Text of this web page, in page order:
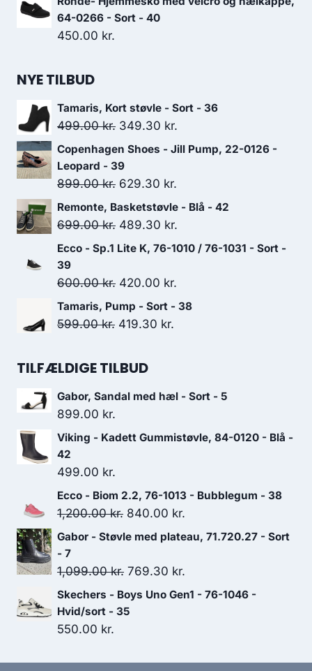
1,199.00 kr.. 839.30 kr..
pris
64-0266 - Sort - 40
450.00 kr.
NYE TILBUD
Tamaris, Kort støvle - Sort - 36
499.00kr. Den
oprindelige
pris
var:
499.00 kr..
349.30 kr.
aktuelle
349.30 kr..
Copenhagen Shoes - Jill Pump, 22-0126 -
Leopard - 39
899.00kr. Den
oprindelige
pris
899.00 kr..
629.30 kr.
aktuelle
Remonte, Basketstøvle - Blå - 42
699.00kr. Den
oprindelige
var:
699.00 kr..
489.30 kr.
aktuelle
489.30 kr..
Ecco - Sp.1 Lite K, 76-1010 / 76-1031 - Sort -
39
600.00kr. Den
oprindelige
pris
420.00 kr.
aktuelle
Tamaris, Pump - Sort - 38
599.00kr. Den
pris
599.00 kr..
419.30 kr.
419.30 kr..
TILFÆLDIGE TILBUD
Gabor, Sandal med hæl - Sort - 5
899.00 kr.
Viking - Kadett Gummistøvle, 84-0120 - Blå -
42
499.00 kr.
Ecco - Biom 2.2, 76-1013 - Bubblegum - 38
1,200.00kr. Den
oprindelige
var:
1,200.00 kr..
840.00 kr.
aktuelle
840.00 kr..
Gabor - Støvle med plateau, 71.720.27 - Sort
- 7
1,099.00kr. Den
oprindelige
pris
769.30 kr.
aktuelle
Skechers - Boys Uno Gen1 - 76-1046 -
Hvid/sort - 35
550.00 kr.